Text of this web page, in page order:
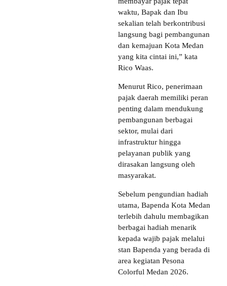
waktu, Bapak dan Ibu
sekalian telah berkontribusi
langsung bagi pembangunan
dan kemajuan Kota Medan
yang kita cintai ini,” kata
Rico Waas.
Menurut Rico, penerimaan
pajak daerah memiliki peran
penting dalam mendukung
pembangunan berbagai
sektor, mulai dari
infrastruktur hingga
pelayanan publik yang
dirasakan langsung oleh
masyarakat.
Sebelum pengundian hadiah
utama, Bapenda Kota Medan
terlebih dahulu membagikan
berbagai hadiah menarik
kepada wajib pajak melalui
stan Bapenda yang berada di
area kegiatan Pesona
Colorful Medan 2026.